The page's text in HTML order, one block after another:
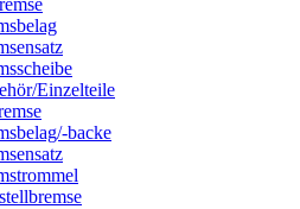
Einzelteile
backe